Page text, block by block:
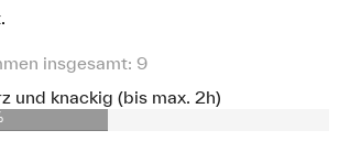
insgesamt: 9
und knackig (bis max. 2h)